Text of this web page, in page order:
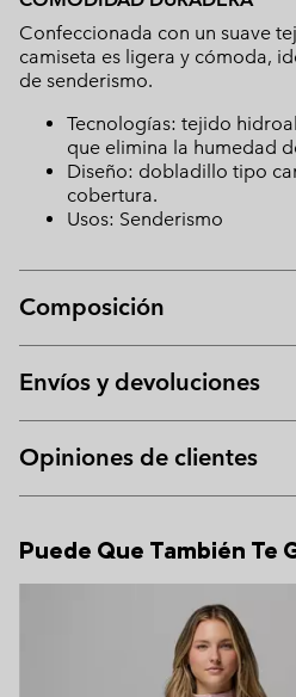
Confeccionada con un suave
camiseta es ligera y cómoda,
de senderismo.
Tecnologías: tejido
que elimina la humedad
Diseño: dobladillo tipo
cobertura.
Usos: Senderismo
Composición
Envíos y devoluciones
Opiniones de clientes
Puede Que También Te